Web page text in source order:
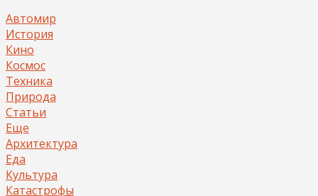
Автомир
История
Кино
Космос
Техника
Природа
Статьи
Еще
Архитектура
Еда
Культура
Катастрофы